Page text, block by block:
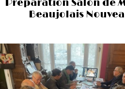
Préparation Salon de
Beaujolais